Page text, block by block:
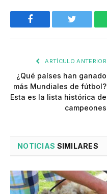
Facebook Twitter
ARTÍCULO ANTERIOR
¿Qué países han ganado
más Mundiales de fútbol?
Esta es la lista histórica de
campeones
NOTICIAS SIMILARES